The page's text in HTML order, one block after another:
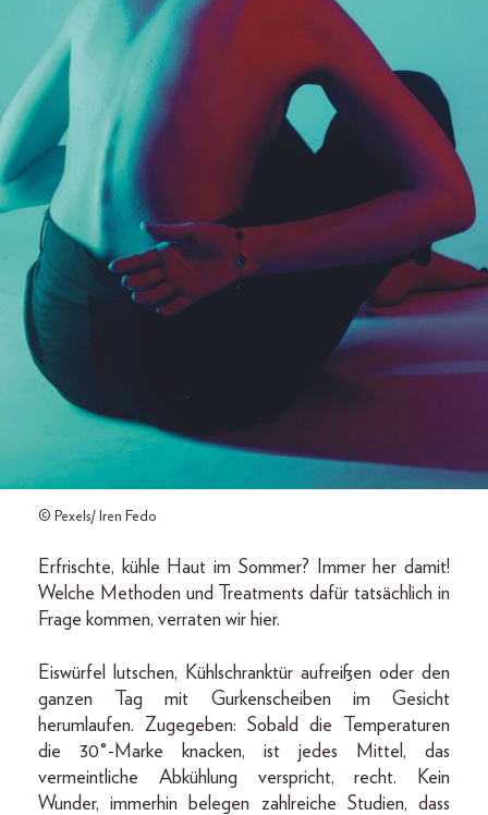
© Pexels/ Iren Fedo
Erfrischte, kühle Haut im Sommer? Immer her damit!
Welche Methoden und Treatments dafür tatsächlich in
Frage kommen, verraten wir hier.
Eiswürfel lutschen, Kühlschranktür aufreißen oder den
ganzen Tag mit Gurkenscheiben im Gesicht
herumlaufen. Zugegeben: Sobald die Temperaturen
die 30°-Marke knacken, ist jedes Mittel, das
vermeintliche Abkühlung verspricht, recht. Kein
Wunder, immerhin belegen zahlreiche Studien, dass